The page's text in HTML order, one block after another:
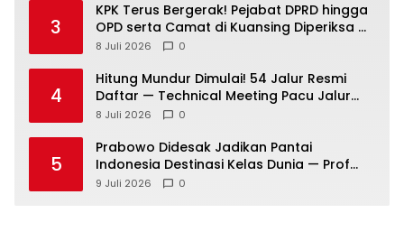
3
KPK Terus Bergerak! Pejabat DPRD hingga
OPD serta Camat di Kuansing Diperiksa —
Suasana Kian Memanas!
8 Juli 2026 0
4
Hitung Mundur Dimulai! 54 Jalur Resmi
Daftar — Technical Meeting Pacu Jalur
Rayon III Benai Digelar Besok
8 Juli 2026 0
5
Prabowo Didesak Jadikan Pantai
Indonesia Destinasi Kelas Dunia — Prof
Sutan Nasomal: Perintahkan Kepala
9 Juli 2026 0